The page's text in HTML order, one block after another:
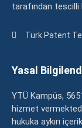
tarafından tescilli
Türk Patent
Yasal
YTÜ Kampüs,
hizmet
hukuka aykırı